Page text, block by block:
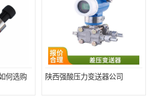
何选购 陕西强酸压力变送器公司